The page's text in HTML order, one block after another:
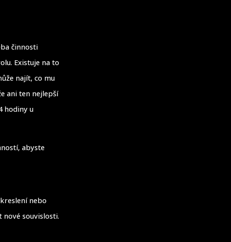
činnosti
Existuje na to
najít, co mu
ani ten nejlepší
hodiny u
abyste
nebo
souvislosti.